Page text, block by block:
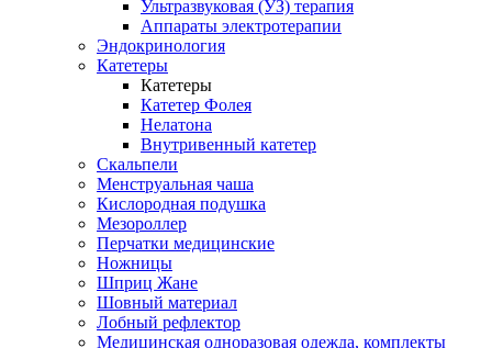
Ультразвуковая (УЗ) терапия
Аппараты электротерапии
Эндокринология
Катетеры
Катетеры
Катетер Фолея
Нелатона
Внутривенный катетер
Скальпели
Менструальная чаша
Кислородная подушка
Мезороллер
Перчатки медицинские
Ножницы
Шприц Жане
Шовный материал
Лобный рефлектор
Медицинская одноразовая одежда, комплекты